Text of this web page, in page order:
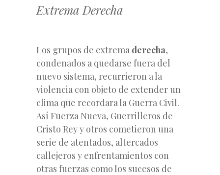
Extrema Derecha
Los grupos de extrema derecha,
condenados a quedarse fuera del
nuevo sistema, recurrieron a la
violencia con objeto de extender un
clima que recordara la Guerra Civil.
Así Fuerza Nueva, Guerrilleros de
Cristo Rey y otros cometieron una
serie de atentados, altercados
callejeros y enfrentamientos con
otras fuerzas como los sucesos de